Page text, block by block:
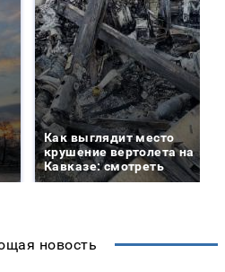
Как выглядит место
крушение вертолета на
Кавказе: смотреть
новость